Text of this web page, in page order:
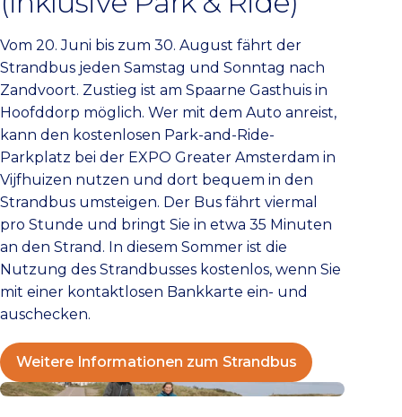
Vom 20. Juni bis zum 30. August fährt der
Strandbus jeden Samstag und Sonntag nach
Zandvoort. Zustieg ist am Spaarne Gasthuis in
Hoofddorp möglich. Wer mit dem Auto anreist,
kann den kostenlosen Park-and-Ride-
Parkplatz bei der EXPO Greater Amsterdam in
Vijfhuizen nutzen und dort bequem in den
Strandbus umsteigen. Der Bus fährt viermal
pro Stunde und bringt Sie in etwa 35 Minuten
an den Strand. In diesem Sommer ist die
Nutzung des Strandbusses kostenlos, wenn Sie
mit einer kontaktlosen Bankkarte ein- und
auschecken.
Weitere Informationen zum Strandbus
Radfahren in Zandvoort